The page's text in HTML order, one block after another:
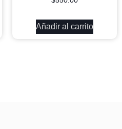
Añadir al carrito